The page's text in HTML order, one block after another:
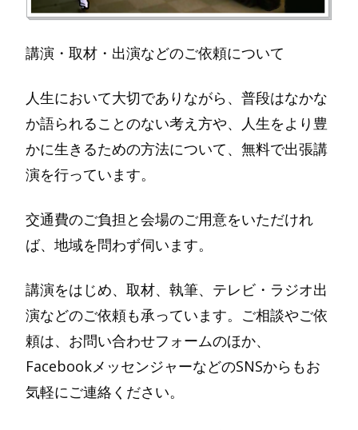
講演・取材・出演などのご依頼について
人生において大切でありながら、普段はなかな
か語られることのない考え方や、人生をより豊
かに生きるための方法について、無料で出張講
演を行っています。
交通費のご負担と会場のご用意をいただけれ
ば、地域を問わず伺います。
講演をはじめ、取材、執筆、テレビ・ラジオ出
演などのご依頼も承っています。ご相談やご依
頼は、お問い合わせフォームのほか、
FacebookメッセンジャーなどのSNSからもお
気軽にご連絡ください。